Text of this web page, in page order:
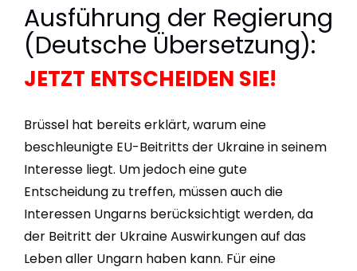
Ausführung der Regierung
(Deutsche Übersetzung):
JETZT ENTSCHEIDEN SIE!
Brüssel hat bereits erklärt, warum eine
beschleunigte EU-Beitritts der Ukraine in seinem
Interesse liegt. Um jedoch eine gute
Entscheidung zu treffen, müssen auch die
Interessen Ungarns berücksichtigt werden, da
der Beitritt der Ukraine Auswirkungen auf das
Leben aller Ungarn haben kann. Für eine